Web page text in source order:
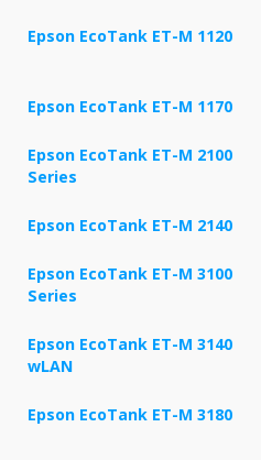
Epson EcoTank ET-M 1120
Epson EcoTank ET-M 1170
Epson EcoTank ET-M 2100
Series
Epson EcoTank ET-M 2140
Epson EcoTank ET-M 3100
Series
Epson EcoTank ET-M 3140
wLAN
Epson EcoTank ET-M 3180